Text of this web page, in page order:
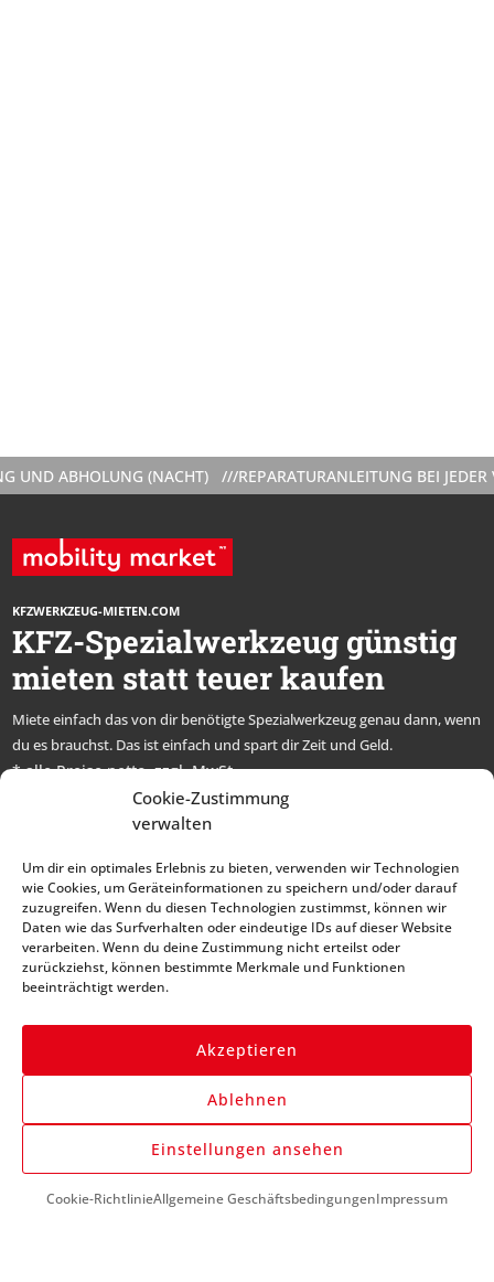
Cookie-Zustimmung
verwalten
Um dir ein optimales Erlebnis zu bieten, verwenden wir Technologien
wie Cookies, um Geräteinformationen zu speichern und/oder darauf
zuzugreifen. Wenn du diesen Technologien zustimmst, können wir
Daten wie das Surfverhalten oder eindeutige IDs auf dieser Website
verarbeiten. Wenn du deine Zustimmung nicht erteilst oder
zurückziehst, können bestimmte Merkmale und Funktionen
beeinträchtigt werden.
Akzeptieren
Ablehnen
Einstellungen ansehen
Cookie-RichtlinieAllgemeine GeschäftsbedingungenImpressum
ABHOLUNG (NACHT) ///REPARATURANLEITUNG BEI JEDER
KFZWERKZEUG-MIETEN.COM
KFZ-Spezialwerkzeug günstig
mieten statt teuer kaufen
Miete einfach das von dir benötigte Spezialwerkzeug genau dann, wenn
du es brauchst. Das ist einfach und spart dir Zeit und Geld.
* alle Preise netto, zzgl. MwSt.
Abonniere unseren
Newsletter und bleibe
immer auf dem Laufenden
Anmelden